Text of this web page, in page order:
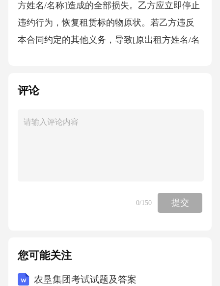
方姓名/名称]造成的全部损失。乙方应立即停止
违约行为，恢复租赁标的物原状。若乙方违反
本合同约定的其他义务，导致[原出租方姓名/名
名/名称]违反原租赁协议约定，未按照约定提供
或乙方遭受损失的，[原出租方姓名/名称]应承
姓名/名称]限期改正。若[原出租方姓名/名称]在
限期内未改正，给乙方造成损失的，[原出租方
华人民共和国法律。2.双方在履行本合同过程中
如发生争议，应首先通过友好协商解决；协商
评论
0/150 提交
您可能关注
农垦集团考试试题及答案